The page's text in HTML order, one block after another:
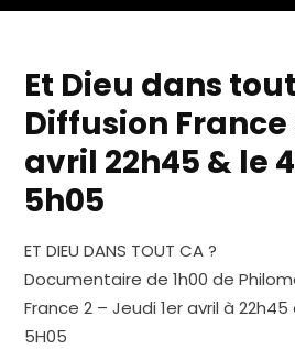
Et Dieu dans
Diffusion France
avril 22h45 & le
5h05
ET DIEU DANS TOUT CA ?
Documentaire de 1h00 de
France 2 – Jeudi 1er avril à
5H05